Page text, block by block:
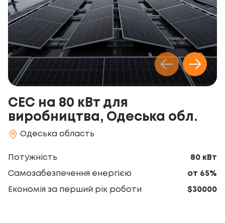
СЕС на 80 кВт для
виробництва, Одеська обл.
Одеська область
Потужність 80 кВт
Самозабезпечення енергією от 65%
Економія за перший рік роботи $30000